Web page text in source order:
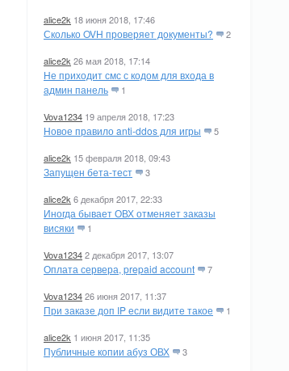
alice2k 18 июня 2018, 17:46
Сколько OVH проверяет документы? 2
alice2k 26 мая 2018, 17:14
Не приходит смс с кодом для входа в
админ панель
1
Vova1234 19 апреля 2018, 17:23
Новое правило anti-ddos для игры 5
alice2k 15 февраля 2018, 09:43
Запущен бета-тест 3
alice2k 6 декабря 2017, 22:33
Иногда бывает ОВХ отменяет заказы
висяки
1
Vova12342 декабря 2017, 13:07
Оплата сервера, prepaid account 7
Vova123426 июня 2017, 11:37
При заказе доп IP если видите такое 1
alice2k 1 июня 2017, 11:35
Публичные копии абуз ОВХ 3